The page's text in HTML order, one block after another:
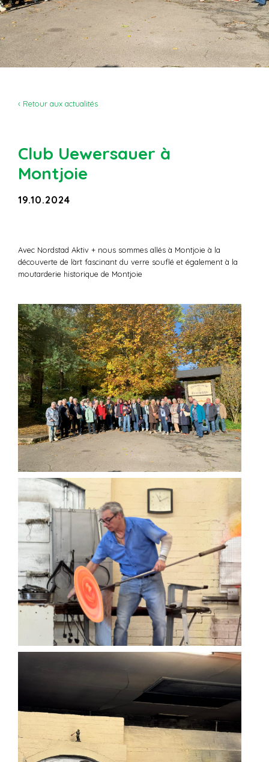
‹ Retour aux actualités
Club Uewersauer à
Montjoie
19.10.2024
Avec Nordstad Aktiv + nous sommes allés à Montjoie à la
découverte de làrt fascinant du verre souflé et également à la
moutarderie historique de Montjoie